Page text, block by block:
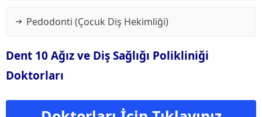
Pedodonti (Çocuk Diş Hekimliği)
Dent 10 Ağız ve Diş Sağlığı Polikliniği
Doktorları